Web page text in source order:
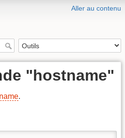
Aller au contenu
"hostname"
.